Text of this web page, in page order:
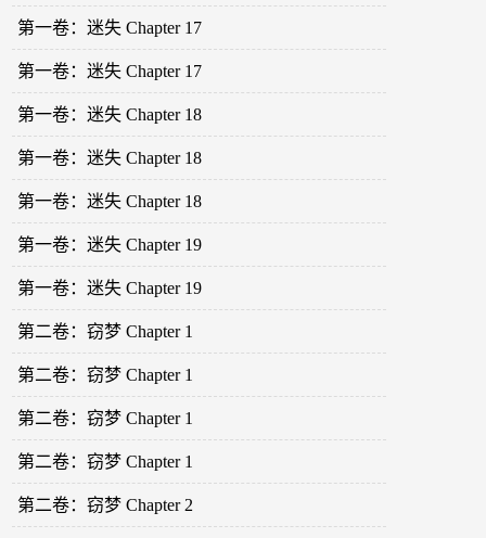
第一卷：迷失 Chapter 17
第一卷：迷失 Chapter 17
第一卷：迷失 Chapter 18
第一卷：迷失 Chapter 18
第一卷：迷失 Chapter 18
第一卷：迷失 Chapter 19
第一卷：迷失 Chapter 19
第二卷：窃梦 Chapter 1
第二卷：窃梦 Chapter 1
第二卷：窃梦 Chapter 1
第二卷：窃梦 Chapter 1
第二卷：窃梦 Chapter 2